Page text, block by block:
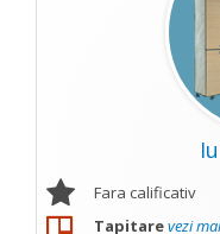
Fara calificativ
Tapitarevezi